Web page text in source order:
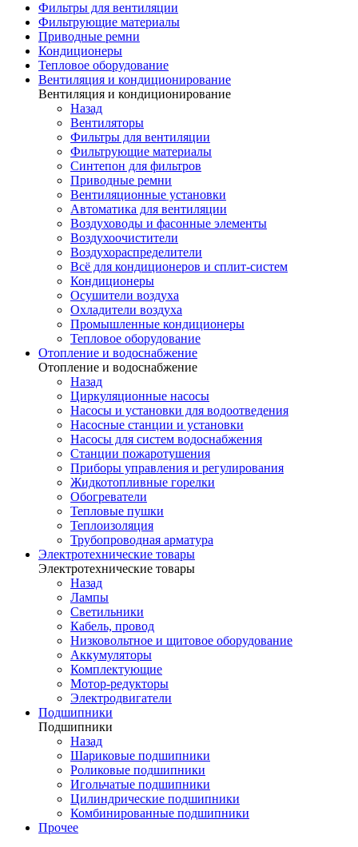
Фильтры для вентиляции
Фильтрующие материалы
Приводные ремни
Кондиционеры
Тепловое оборудование
Вентиляция и кондиционирование
Вентиляция и кондиционирование
Назад
Вентиляторы
Фильтры для вентиляции
Фильтрующие материалы
Синтепон для фильтров
Приводные ремни
Вентиляционные установки
Автоматика для вентиляции
Воздуховоды и фасонные элементы
Воздухоочистители
Воздухораспределители
Всё для кондиционеров и сплит-систем
Кондиционеры
Осушители воздуха
Охладители воздуха
Промышленные кондиционеры
Тепловое оборудование
Отопление и водоснабжение
Отопление и водоснабжение
Назад
Циркуляционные насосы
Насосы и установки для водоотведения
Насосные станции и установки
Насосы для систем водоснабжения
Станции пожаротушения
Приборы управления и регулирования
Жидкотопливные горелки
Обогреватели
Тепловые пушки
Теплоизоляция
Трубопроводная арматура
Электротехнические товары
Электротехнические товары
Назад
Лампы
Светильники
Кабель, провод
Низковольтное и щитовое оборудование
Аккумуляторы
Комплектующие
Мотор-редукторы
Электродвигатели
Подшипники
Подшипники
Назад
Шариковые подшипники
Роликовые подшипники
Игольчатые подшипники
Цилиндрические подшипники
Комбинированные подшипники
Прочее